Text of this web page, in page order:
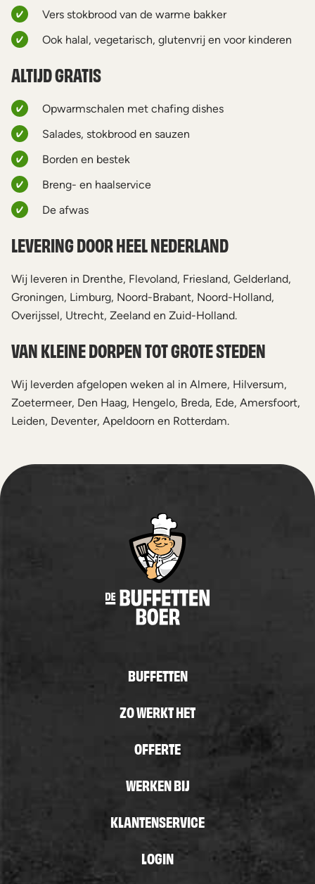
Vers stokbrood van de warme bakker
Ook halal, vegetarisch, glutenvrij en voor kinderen
ALTIJD GRATIS
Opwarmschalen met chafing dishes
Salades, stokbrood en sauzen
Borden en bestek
Breng- en haalservice
De afwas
LEVERING DOOR HEEL NEDERLAND
Wij leveren in Drenthe, Flevoland, Friesland, Gelderland,
Groningen, Limburg, Noord-Brabant, Noord-Holland,
Overijssel, Utrecht, Zeeland en Zuid-Holland.
VAN KLEINE DORPEN TOT GROTE STEDEN
Wij leverden afgelopen weken al in Almere, Hilversum,
Zoetermeer, Den Haag, Hengelo, Breda, Ede, Amersfoort,
Leiden, Deventer, Apeldoorn en Rotterdam.
BUFFETTEN
ZO WERKT HET
OFFERTE
WERKEN BIJ
KLANTENSERVICE
LOGIN